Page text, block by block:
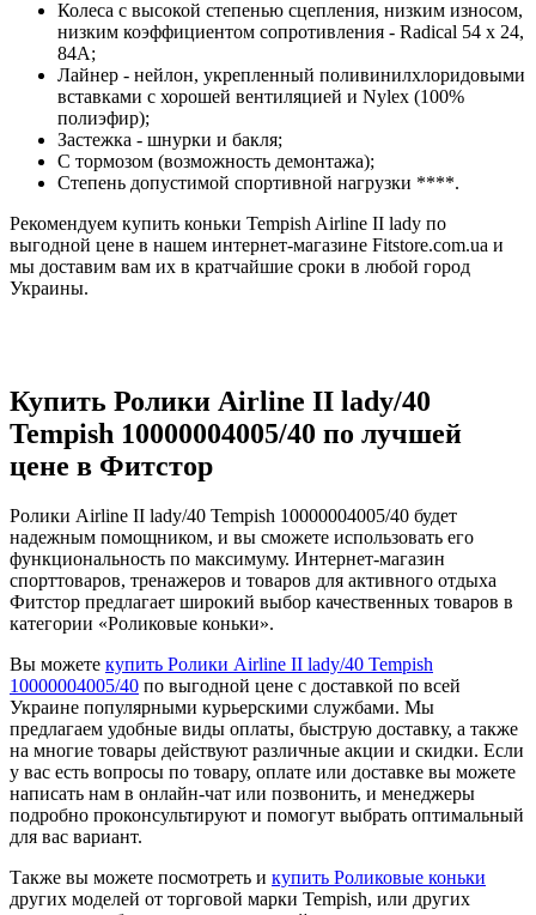
Колеса с высокой степенью сцепления, низким износом,
низким коэффициентом сопротивления - Radical 54 x 24,
84A;
Лайнер - нейлон, укрепленный поливинилхлоридовыми
вставками с хорошей вентиляцией и Nylex (100%
полиэфир);
Застежка - шнурки и бакля;
С тормозом (возможность демонтажа);
Степень допустимой спортивной нагрузки ****.
Рекомендуем купить коньки Tempish Airline II lady по
выгодной цене в нашем интернет-магазине Fitstore.com.ua и
мы доставим вам их в кратчайшие сроки в любой город
Украины.
Купить Ролики Airline II lady/40
Tempish 10000004005/40 по лучшей
цене в Фитстор
Ролики Airline II lady/40 Tempish 10000004005/40 будет
надежным помощником, и вы сможете использовать его
функциональность по максимуму. Интернет-магазин
спорттоваров, тренажеров и товаров для активного отдыха
Фитстор предлагает широкий выбор качественных товаров в
категории «Роликовые коньки».
Вы можете купить Ролики Airline II lady/40 Tempish
10000004005/40 по выгодной цене с доставкой по всей
Украине популярными курьерскими службами. Мы
предлагаем удобные виды оплаты, быструю доставку, а также
на многие товары действуют различные акции и скидки. Если
у вас есть вопросы по товару, оплате или доставке вы можете
написать нам в онлайн-чат или позвонить, и менеджеры
подробно проконсультируют и помогут выбрать оптимальный
для вас вариант.
Также вы можете посмотреть и купить Роликовые коньки
других моделей от торговой марки Tempish, или других